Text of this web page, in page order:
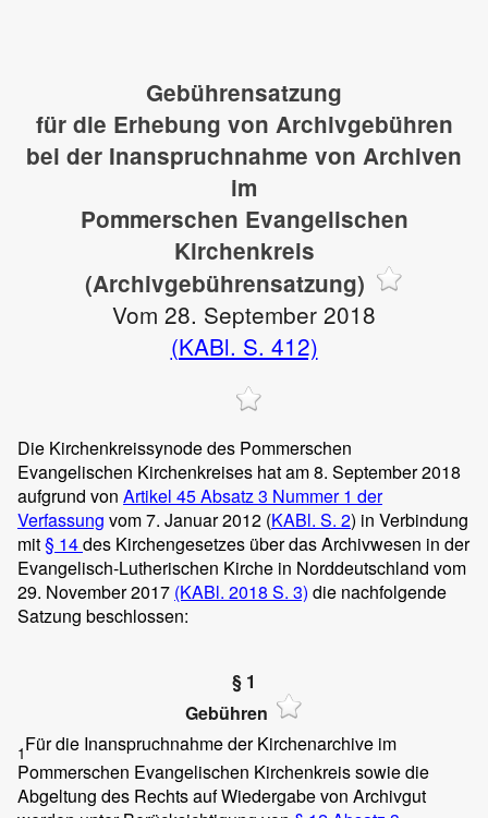
Gebührensatzung
für die Erhebung von Archivgebühren
bei der Inanspruchnahme von Archiven
im
Pommerschen Evangelischen
Kirchenkreis
(Archivgebührensatzung)
Vom 28. September 2018
(KABl. S. 412)
Die Kirchenkreissynode des Pommerschen
Evangelischen Kirchenkreises hat am 8. September 2018
aufgrund von Artikel 45 Absatz 3 Nummer 1 der
Verfassung vom 7. Januar 2012 (KABl. S. 2) in Verbindung
mit§ 14des Kirchengesetzes über das Archivwesen in der
Evangelisch-Lutherischen Kirche in Norddeutschland vom
29. November 2017 (KABl. 2018 S. 3) die nachfolgende
Satzung beschlossen:
§ 1
Gebühren
1Für die Inanspruchnahme der Kirchenarchive im
Pommerschen Evangelischen Kirchenkreis sowie die
Abgeltung des Rechts auf Wiedergabe von Archivgut